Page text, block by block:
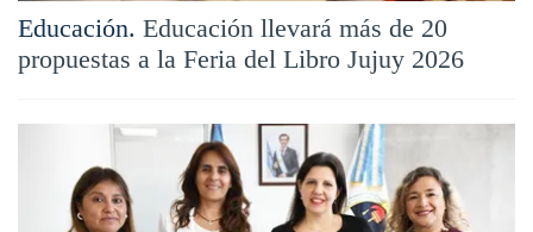
Educación. Educación llevará más de 20
propuestas a la Feria del Libro Jujuy 2026